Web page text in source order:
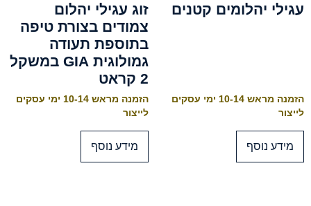
עגילי יהלומים קטנים
הזמנה מראש 10-14 ימי עסקים
לייצור
מידע נוסף
זוג עגילי יהלום
צמודים בצורת טיפה
בתוספת תעודה
גמולוגית GIA במשקל
2 קראט
הזמנה מראש 10-14 ימי עסקים
לייצור
מידע נוסף